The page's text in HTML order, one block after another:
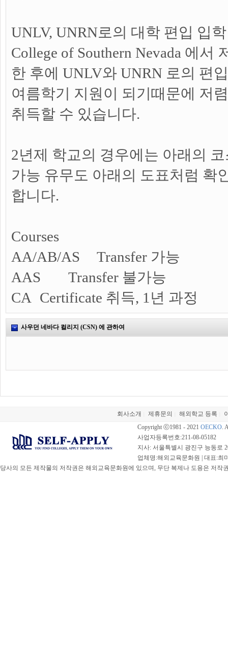
UNLV, UNRN로의 대학 편입 입학
College of Southern Nevada 에서
한 후에 UNLV와 UNRN 로의 편
여름학기 지원이 되기때문에 저
취득할 수 있습니다.
2년제 학교의 경우에는 아래의
가능 유무도 아래의 도표처럼 확
합니다.
Courses
AA/AB/AS
Transfer 가능
AAS
Transfer 불가능
CA Certificate 취득, 1년 과정
사우던 네바다 컬리지 (CSN) 에 관하여
회사소개 제휴문의 해외학교 등록
Copyright ⓒ1981 - 2021 OECKO.
사업자등록번호:211-08-05182
지사: 서울특별시 광진구 능동로
업체명:해외교육문화원 | 대표:최
당사의 모든 제작물의 저작권은 해외교육문화원에 있으며, 무단 복제나 도용은 저